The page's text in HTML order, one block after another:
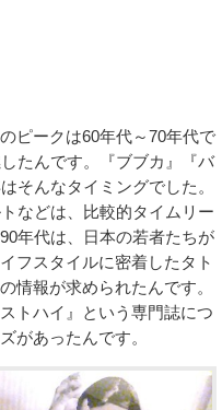
ピークは60年代～70年代で
たんです。『ブブカ』『バ
そんなタイミングでした。
などは、比較的タイムリー
年代は、日本の若者たちが
フスタイルに密着したタト
情報が求められたんです。
トハイ』という専門誌につ
があったんです。